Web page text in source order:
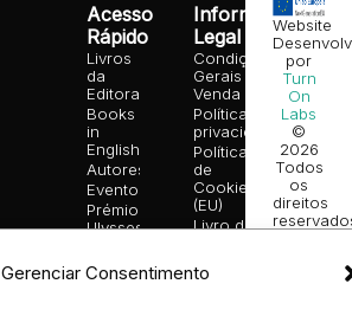
Gerenciar Consentimento
Acesso
Rápido
Livros
da
Editora
Books
in
English
Autores
Eventos
Prémio
Ulysses
Nós
Contactos
Informação
Legal
Condições
Gerais de
Venda
Política de
privacidade
Política
de
Cookies
(EU)
Livro de
Website
por
Turn
On
Labs
©
2026
Todos
os
direitos